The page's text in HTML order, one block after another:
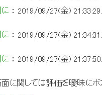
：2019/09/27(金)
：2019/09/27(金)
：2019/09/27(金)
に関しては評価を曖昧に